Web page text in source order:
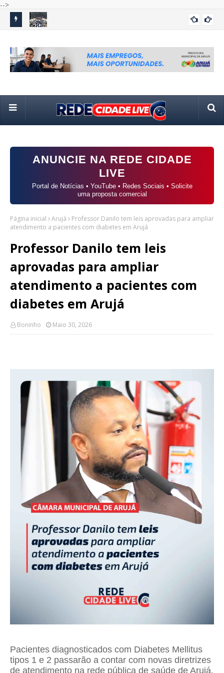
-->
ao início da campanha eleitoral
POLÍTICA
ANUNCIE NA REDE CIDADE
LIVE
Portal de Notícias • YouTube • Redes Sociais • Solicite
uma proposta comercial
Página inicial Arujá
Professor Danilo tem leis aprovadas para ampliar
atendimento a pacientes com diabetes em Arujá
Professor Danilo tem leis
aprovadas para ampliar
atendimento a pacientes com
diabetes em Arujá
Boninho Maio 30, 2026
Pacientes diagnosticados com Diabetes Mellitus
tipos 1 e 2 passarão a contar com novas diretrizes
de atendimento na rede pública de saúde de Arujá.